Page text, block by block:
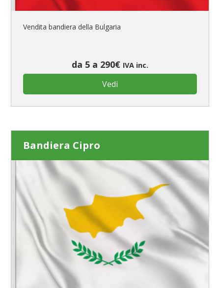
Vendita bandiera della Bulgaria
da 5 a 290€ IVA inc.
Vedi
Bandiera Cipro